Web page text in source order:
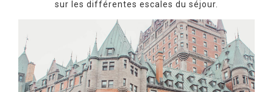
sur les différentes escales du séjour.